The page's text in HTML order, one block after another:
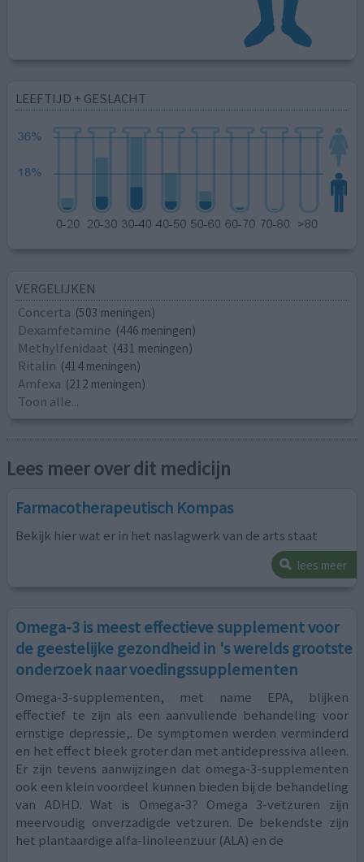
LEEFTIJD + GESLACHT
VERGELIJKEN
Concerta (503 meningen)
Dexamfetamine (446 meningen)
Methylfenidaat (431 meningen)
Ritalin (414 meningen)
Amfexa (212 meningen)
Toon alle...
Lees meer over dit medicijn
Farmacotherapeutisch Kompas
Bekijk hier wat er in het naslagwerk van de arts staat
lees meer
Omega-3 is meest effectieve supplement voor
de geestelijke gezondheid in 's werelds grootste
onderzoek naar voedingssupplementen
Omega-3-supplementen, met name EPA, blijken
effectief te zijn als een aanvullende behandeling voor
ernstige depressie,. De symptomen werden verminderd
en het effect bleek groter dan met antidepressiva alleen.
Er zijn tevens aanwijzingen dat omega-3-supplementen
ook een klein voordeel kunnen bieden bij de behandeling
van ADHD. Wat is Omega-3? Omega 3-vetzuren zijn
meervoudig onverzadigde vetzuren. De bekendste zijn
het plantaardige alfa-linoleenzuur (ALA) en de